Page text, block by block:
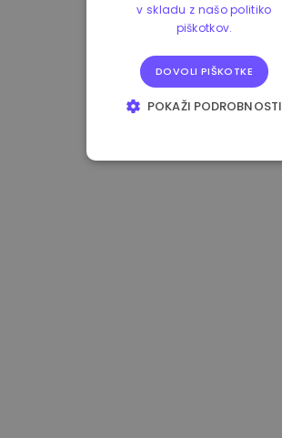
v skladu z našo politiko
piškotkov.
DOVOLI PIŠKOTKE
POKAŽI PODROBNOSTI